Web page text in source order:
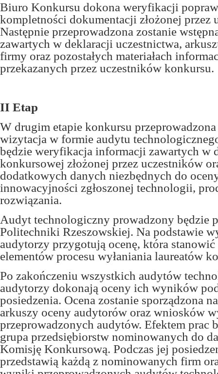
Biuro Konkursu dokona weryfikacji
kompletności dokumentacji złożonej przez
Następnie przeprowadzona zostanie
zawartych w deklaracji uczestnictwa,
firmy oraz pozostałych materiałach
przekazanych przez uczestników konkursu.
II Etap
W drugim etapie konkursu
wizytacja w formie audytu
będzie weryfikacja informacji zawartych w
konkursowej złożonej przez uczestników
dodatkowych danych niezbędnych do
innowacyjności zgłoszonej technologii,
rozwiązania.
Audyt technologiczny prowadzony będzie
Politechniki Rzeszowskiej. Na podstawie
audytorzy przygotują ocenę, która stanowić
elementów procesu wyłaniania laureatów
Po zakończeniu wszystkich audytów
audytorzy dokonają oceny ich wyników
posiedzenia. Ocena zostanie sporządzona
arkuszy oceny audytorów oraz wniosków
przeprowadzonych audytów. Efektem prac
grupa przedsiębiorstw nominowanych do
Komisję Konkursową. Podczas jej
przedstawią każdą z nominowanych firm